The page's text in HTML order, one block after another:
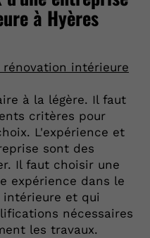
à Hyères
intérieure
à la légère. Il faut
critères pour
L'expérience et
sont des
Il faut choisir une
expérience dans le
et qui
nécessaires
les travaux.